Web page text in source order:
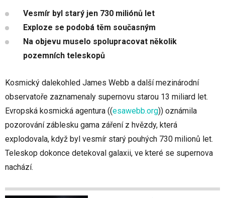
Vesmír byl starý jen 730 miliónů let
Exploze se podobá těm současným
Na objevu muselo spolupracovat několik
pozemních teleskopů
Kosmický dalekohled James Webb a další mezinárodní
observatoře zaznamenaly supernovu starou 13 miliard let.
Evropská kosmická agentura ((esawebb.org)) oznámila
pozorování záblesku gama záření z hvězdy, která
explodovala, když byl vesmír starý pouhých 730 milionů let.
Teleskop dokonce detekoval galaxii, ve které se supernova
nachází.